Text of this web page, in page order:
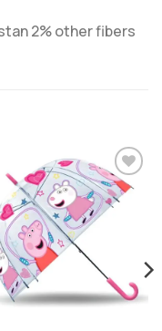
2% other fibers
ΠΡΟΣΘΉΚΗ
ΣΤΗΝ
ΛΊΣΤΑ
ΕΠΙΘΥΜΙΏΝ